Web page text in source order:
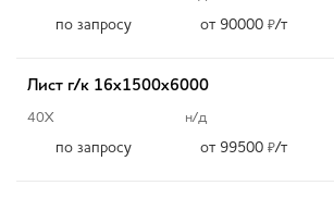
по запросу от 90000 ₽/т
Лист г/к 16х1500х6000
40Х н/д
по запросу от 99500 ₽/т